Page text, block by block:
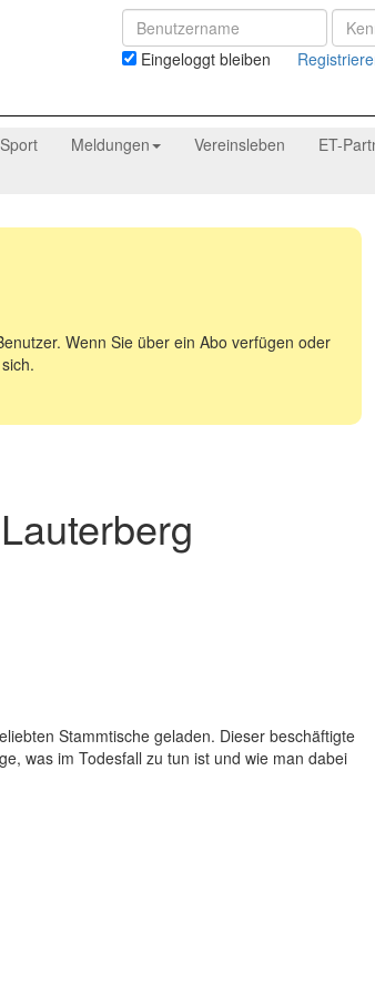
Eingeloggt bleiben
Sport Meldungen Vereinsleben ET-
Wenn Sie über ein Abo verfügen oder
Stammtische geladen. Dieser beschäftigte
was im Todesfall zu tun ist und wie man dabei